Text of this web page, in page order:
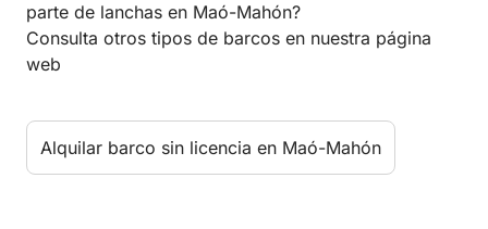
parte de lanchas en Maó-Mahón?
Consulta otros tipos de barcos en nuestra página
web
Alquilar barco sin licencia en Maó-Mahón